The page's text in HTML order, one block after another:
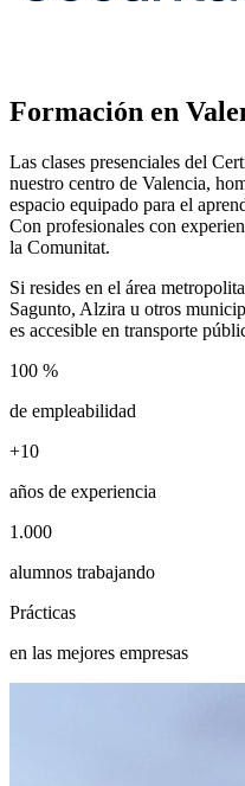
Formación en
Las clases presenciales del
nuestro centro de Valencia,
espacio equipado para el
Con profesionales con
la Comunitat.
Si resides en el área
Sagunto, Alzira u otros
es accesible en transporte
100 %
de empleabilidad
+10
años de experiencia
1.000
alumnos trabajando
Prácticas
en las mejores empresas